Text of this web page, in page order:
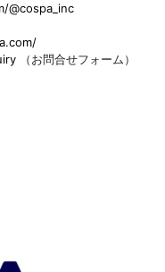
@cospa_inc
（お問合せフォーム）